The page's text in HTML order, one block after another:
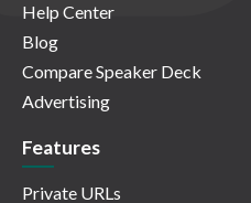
Help Center
Blog
Compare Speaker Deck
Advertising
Features
Private URLs